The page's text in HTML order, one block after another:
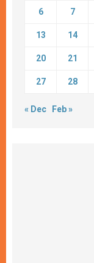
6 7
13 14
20 21
27 28
« Dec Feb »